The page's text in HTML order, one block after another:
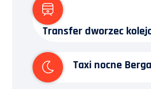
Transfer dworzec
Taxi nocne